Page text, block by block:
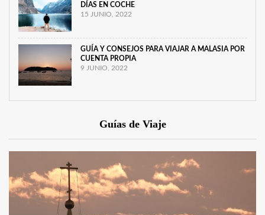
DÍAS EN COCHE
15 JUNIO, 2022
GUÍA Y CONSEJOS PARA VIAJAR A MALASIA POR
CUENTA PROPIA
9 JUNIO, 2022
Guías de Viaje